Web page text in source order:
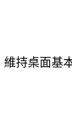
持桌面基